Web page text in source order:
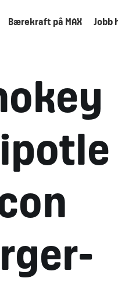
Bærekraft på MAX Jobb